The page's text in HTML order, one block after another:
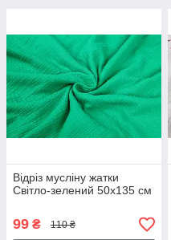
Відріз мусліну жатки
Світло-зелений 50х135 см
99 ₴ 110 ₴